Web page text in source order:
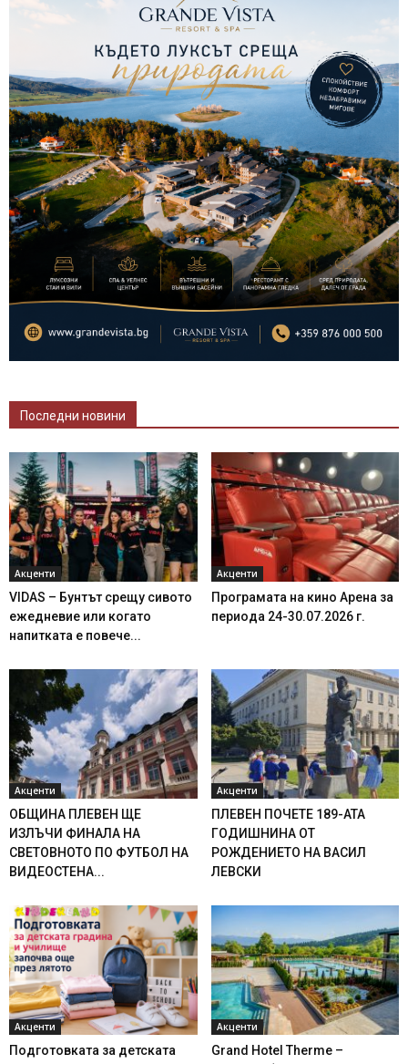
Последни новини
Акценти
VIDAS – Бунтът срещу сивото
ежедневие или когато
напитката е повече...
Акценти
Програмата на кино Арена за
периода 24-30.07.2026 г.
Акценти
ОБЩИНА ПЛЕВЕН ЩЕ
ИЗЛЪЧИ ФИНАЛА НА
СВЕТОВНОТО ПО ФУТБОЛ НА
ВИДЕОСТЕНА...
Акценти
ПЛЕВЕН ПОЧЕТЕ 189-АТА
ГОДИШНИНА ОТ
РОЖДЕНИЕТО НА ВАСИЛ
ЛЕВСКИ
Акценти
Подготовката за детската
Акценти
Grand Hotel Therme –